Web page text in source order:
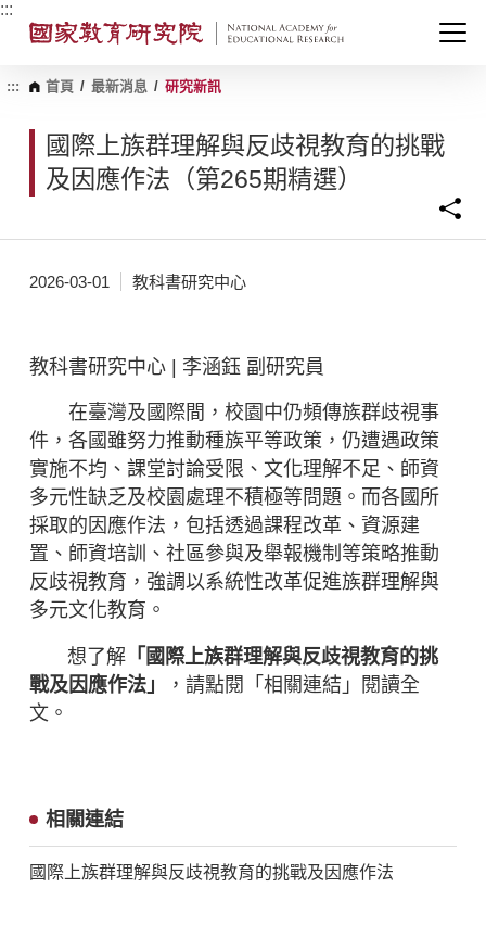
跳
內
:::
::: 首頁 / 最新消息 / 研究新訊
國際上族群理解與反歧視教育的挑戰
及因應作法（第265期精選）
2026-03-01 教科書研究中心
教科書研究中心 | 李涵鈺 副研究員
在臺灣及國際間，校園中仍頻傳族群歧視事
件，各國雖努力推動種族平等政策，仍遭遇政策
實施不均、課堂討論受限、文化理解不足、師資
多元性缺乏及校園處理不積極等問題。而各國所
採取的因應作法，包括透過課程改革、資源建
置、師資培訓、社區參與及舉報機制等策略推動
反歧視教育，強調以系統性改革促進族群理解與
多元文化教育。
想了解「國際上族群理解與反歧視教育的挑
戰及因應作法」
，請點閱「相關連結」閱讀全
文。
相關連結
國際上族群理解與反歧視教育的挑戰及因應作法